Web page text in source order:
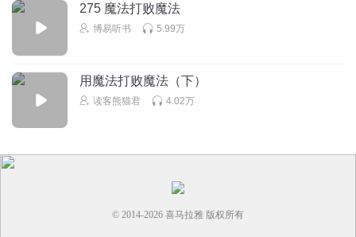
275 魔法打败魔法
博易听书 5.99万
用魔法打败魔法（下）
读客熊猫君 4.02万
© 2014-2026 喜马拉雅 版权所有